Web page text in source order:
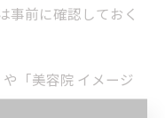
事前に確認しておく
「美容院 イメージ
背景には、いつ依頼